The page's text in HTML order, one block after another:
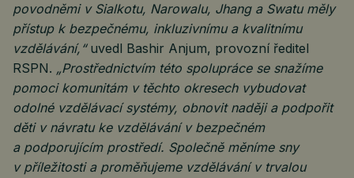
povodněmi v Sialkotu, Narowalu, Jhang a Swatu měly
přístup k bezpečnému, inkluzivnímu a kvalitnímu
vzdělávání,“ uvedl Bashir Anjum, provozní ředitel
RSPN. „Prostřednictvím této spolupráce se snažíme
pomoci komunitám v těchto okresech vybudovat
odolné vzdělávací systémy, obnovit naději a podpořit
děti v návratu ke vzdělávání v bezpečném
a podporujícím prostředí. Společně měníme sny
v příležitosti a proměňujeme vzdělávání v trvalou